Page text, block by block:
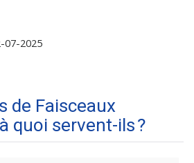
07-2025
de Faisceaux
quoi servent-ils ?